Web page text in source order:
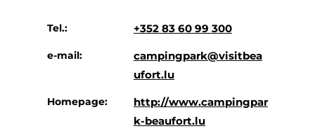
Tel.: +352 83 60 99 300
e-mail:
campingpark@visitbea
ufort.lu
Homepage:
http://www.campingpar
k-beaufort.lu